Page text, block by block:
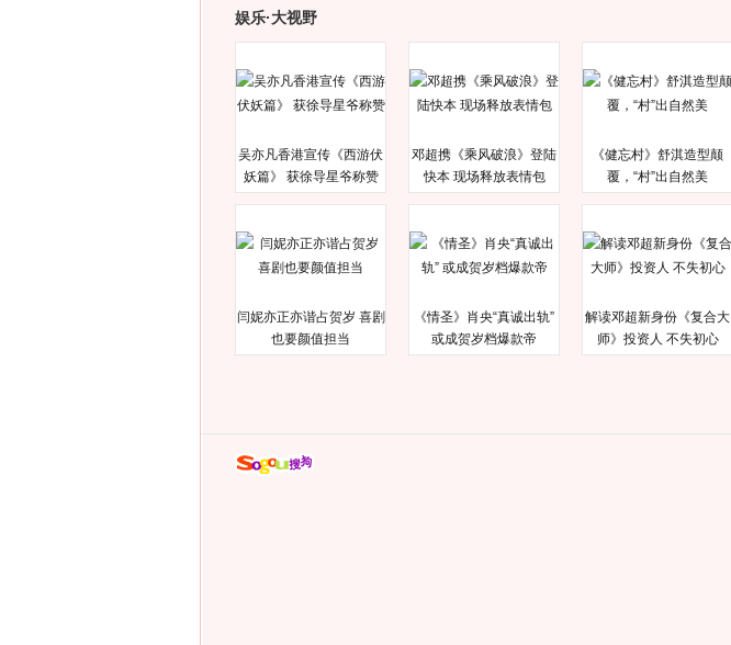
娱乐·大视野
吴亦凡香港宣传《西游伏
妖篇》 获徐导星爷称赞
邓超携《乘风破浪》登陆
快本 现场释放表情包
《健忘村》舒淇造型颠
覆，“村”出自然美
闫妮亦正亦谐占贺岁 喜剧
也要颜值担当
《情圣》肖央“真诚出轨”
或成贺岁档爆款帝
解读邓超新身份《复合大
师》投资人 不失初心